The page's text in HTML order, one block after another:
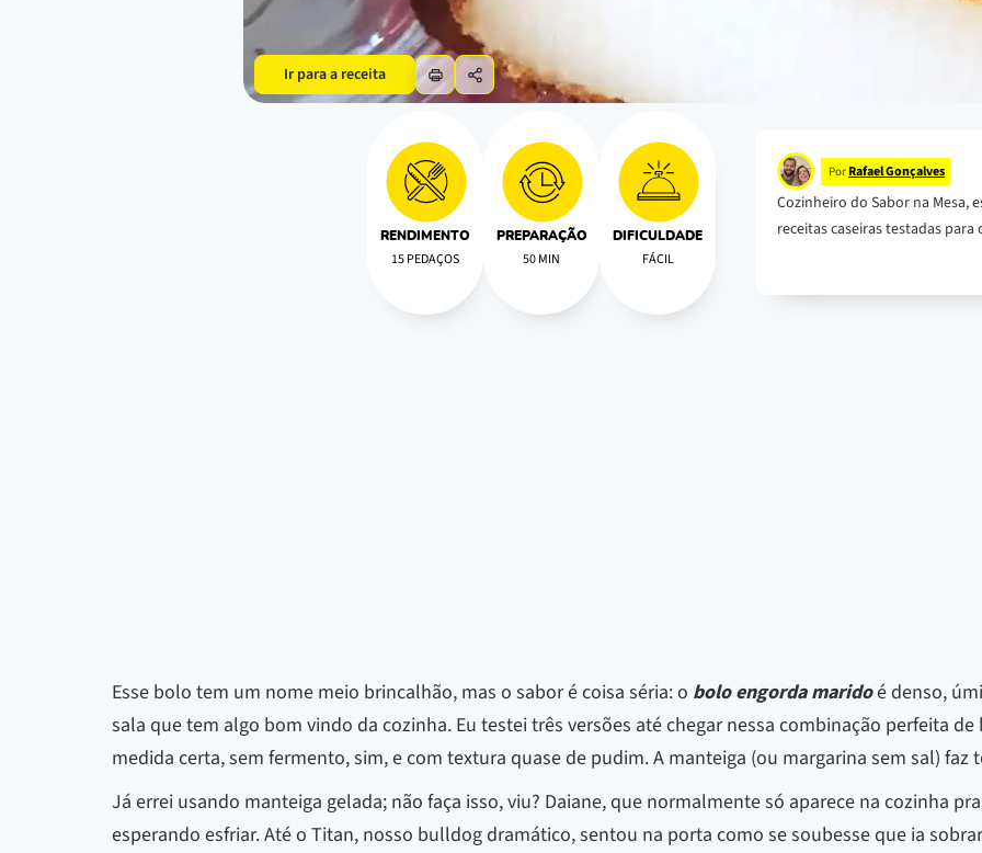
Ir para a receita
RENDIMENTO
15 PEDAÇOS
PREPARAÇÃO
50 MIN
DIFICULDADE
FÁCIL
Por Rafael Gonçalves
Cozinheiro do Sabor na Mesa,
receitas caseiras testadas para
Esse bolo tem um nome meio brincalhão, mas o sabor é coisa séria: o bolo engorda maridoé denso,
sala que tem algo bom vindo da cozinha. Eu testei três versões até chegar nessa combinação perfeita
medida certa, sem fermento, sim, e com textura quase de pudim. A manteiga (ou margarina sem sal) faz
Já errei usando manteiga gelada; não faça isso, viu? Daiane, que normalmente só aparece na cozinha
esperando esfriar. Até o Titan, nosso bulldog dramático, sentou na porta como se soubesse que ia